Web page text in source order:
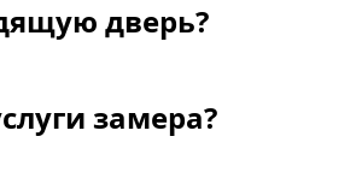
дверь?
замера?